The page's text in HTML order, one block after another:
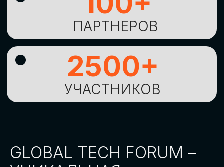
ОСТАВИТЬ
ЗАЯВКУ
Оставьте заявку, наши менеджеры